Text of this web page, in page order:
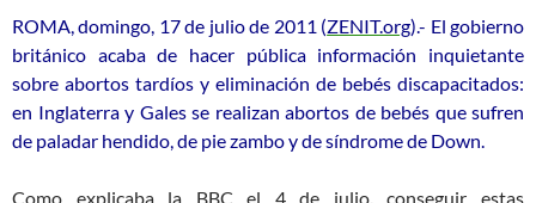
ROMA, domingo, 17 de julio de 2011 (ZENIT.org).- El gobierno
británico acaba de hacer pública información inquietante
sobre abortos tardíos y eliminación de bebés discapacitados:
en Inglaterra y Gales se realizan abortos de bebés que sufren
de paladar hendido, de pie zambo y de síndrome de Down.
Como explicaba la BBC el 4 de julio, conseguir estas